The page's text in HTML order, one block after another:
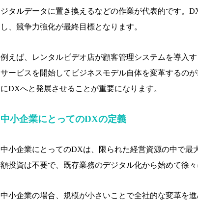
ジタルデータに置き換えるなどの作業が代表的です。
し、競争力強化が最終目標となります。
例えば、レンタルビデオ店が顧客管理システムを導入
サービスを開始してビジネスモデル自体を変革するの
にDXへと発展させることが重要になります。
中小企業にとってのDXの定義
中小企業にとってのDXは、限られた経営資源の中で
額投資は不要で、既存業務のデジタル化から始めて徐
中小企業の場合、規模が小さいことで全社的な変革を